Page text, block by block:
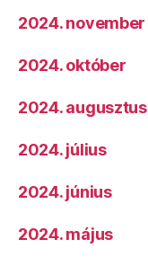
2024. november
2024. október
2024. augusztus
2024. július
2024. június
2024. május